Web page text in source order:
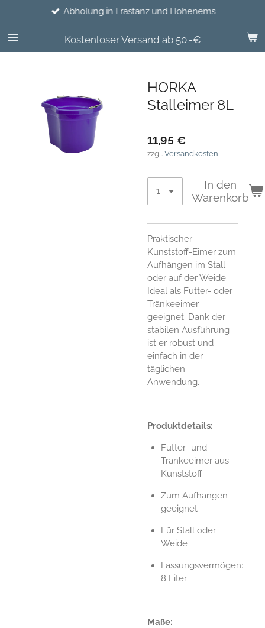
springen
Kostenloser Versand ab 50.-€
Abholung in Frastanz und Hohenems
HORKA
Stalleimer 8L
11,95 €
zzgl. Versandkosten
In den
Warenkorb
Praktischer
Kunststoff-Eimer zum
Aufhängen im Stall
oder auf der Weide.
Ideal als Futter- oder
Tränkeeimer
geeignet. Dank der
stabilen Ausführung
ist er robust und
einfach in der
täglichen
Anwendung.
Produktdetails:
Futter- und
Tränkeeimer aus
Kunststoff
Zum Aufhängen
geeignet
Für Stall oder
Weide
Fassungsvermögen:
8 Liter
Maße: